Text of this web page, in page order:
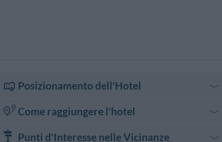
Posizionamento dell'Hotel
Come raggiungere l'hotel
In auto
Punti d'Interesse nelle Vicinanze